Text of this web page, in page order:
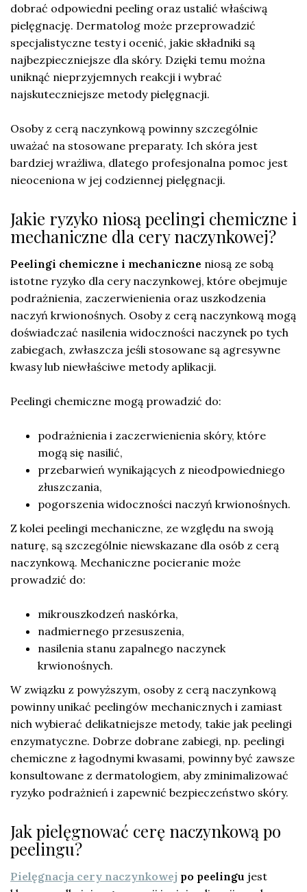
dobrać odpowiedni peeling oraz ustalić właściwą
pielęgnację. Dermatolog może przeprowadzić
specjalistyczne testy i ocenić, jakie składniki są
najbezpieczniejsze dla skóry. Dzięki temu można
uniknąć nieprzyjemnych reakcji i wybrać
najskuteczniejsze metody pielęgnacji.
Osoby z cerą naczynkową powinny szczególnie
uważać na stosowane preparaty. Ich skóra jest
bardziej wrażliwa, dlatego profesjonalna pomoc jest
nieoceniona w jej codziennej pielęgnacji.
Jakie ryzyko niosą peelingi chemiczne i
mechaniczne dla cery naczynkowej?
Peelingi chemiczne i mechaniczne niosą ze sobą
istotne ryzyko dla cery naczynkowej, które obejmuje
podrażnienia, zaczerwienienia oraz uszkodzenia
naczyń krwionośnych. Osoby z cerą naczynkową mogą
doświadczać nasilenia widoczności naczynek po tych
zabiegach, zwłaszcza jeśli stosowane są agresywne
kwasy lub niewłaściwe metody aplikacji.
Peelingi chemiczne mogą prowadzić do:
podrażnienia i zaczerwienienia skóry, które
mogą się nasilić,
przebarwień wynikających z nieodpowiedniego
złuszczania,
pogorszenia widoczności naczyń krwionośnych.
Z kolei peelingi mechaniczne, ze względu na swoją
naturę, są szczególnie niewskazane dla osób z cerą
naczynkową. Mechaniczne pocieranie może
prowadzić do:
mikrouszkodzeń naskórka,
nadmiernego przesuszenia,
nasilenia stanu zapalnego naczynek
krwionośnych.
W związku z powyższym, osoby z cerą naczynkową
powinny unikać peelingów mechanicznych i zamiast
nich wybierać delikatniejsze metody, takie jak peelingi
enzymatyczne. Dobrze dobrane zabiegi, np. peelingi
chemiczne z łagodnymi kwasami, powinny być zawsze
konsultowane z dermatologiem, aby zminimalizować
ryzyko podrażnień i zapewnić bezpieczeństwo skóry.
Jak pielęgnować cerę naczynkową po
peelingu?
Pielęgnacja cery naczynkowej po peelingu jest